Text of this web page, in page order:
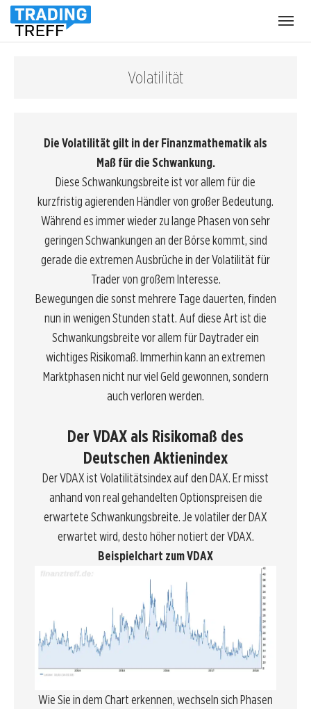
Volatilität
Die Volatilität gilt in der Finanzmathematik als
Maß für die Schwankung.
Diese Schwankungsbreite ist vor allem für die
kurzfristig agierenden Händler von großer Bedeutung.
Während es immer wieder zu lange Phasen von sehr
geringen Schwankungen an derBörsekommt, sind
gerade die extremen Ausbrüche in der Volatilität für
Trader von großem Interesse.
Bewegungen die sonst mehrere Tage dauerten, finden
nun in wenigen Stunden statt. Auf diese Art ist die
Schwankungsbreite vor allem fürDaytraderein
wichtiges Risikomaß. Immerhin kann an extremen
Marktphasen nicht nur vielGeldgewonnen, sondern
auch verloren werden.
Der VDAX als Risikomaß des
Deutschen Aktienindex
Der VDAX ist Volatilitätsindex auf den DAX. Er misst
anhand von real gehandelten Optionspreisen die
erwartete Schwankungsbreite. Je volatiler der DAX
erwartet wird, desto höher notiert der VDAX.
Beispielchart zum VDAX
Wie Sie in dem Chart erkennen, wechseln sich Phasen